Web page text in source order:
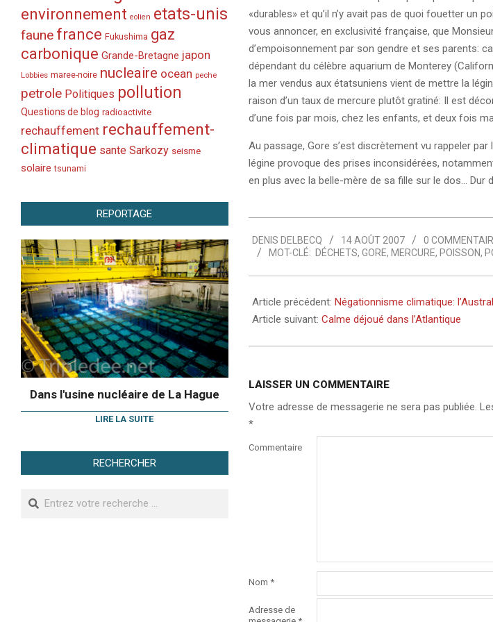
«durables» et qu’il n’y avait pas de quoi fouetter un
vous annoncer, en exclusivité française, que
d’empoisonnement par son gendre et ses parents:
dépendant du célèbre aquarium de Monterey
la mer vendus aux étatsuniens vient de mettre la
raison d’un taux de mercure plutôt gratiné: Il est
d’une fois par mois, chez les enfants, et deux fois
Au passage, Gore s’est discrètement vu rappeler
légine provoque des prises inconsidérées,
en plus avec la belle-mère de sa fille sur le dos… Dur
08-
14
DENIS DELBECQ 14 AOÛT 2007 0
MOT-CLÉ: DÉCHETS, GORE, MERCURE, POISSON,
Article précédent: Négationnisme climatique:
Article suivant: Calme déjoué dans l’Atlantique
LAISSER UN COMMENTAIRE
Votre adresse de messagerie ne sera pas publiée.
*
Commentaire
Nom *
Adresse de
environnement eolien etats-unis
faune france Fukushima gaz
carbonique Grande-Bretagne japon
Lobbies maree-noire nucleaire ocean peche
petrole Politiques pollution
Questions de blog radioactivite
rechauffement rechauffement-
climatique sante Sarkozy seisme
solaire tsunami
REPORTAGE
Dans l'usine nucléaire de La Hague
LIRE LA SUITE
RECHERCHER